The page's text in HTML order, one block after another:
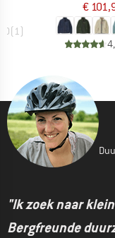
( 1)
€
"Ik zoek naar
Bergfreunde